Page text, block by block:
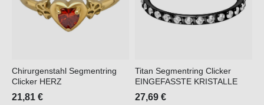
Chirurgenstahl Segmentring
Clicker HERZ
21,81 €
Titan Segmentring Clicker
EINGEFASSTE KRISTALLE
27,69 €